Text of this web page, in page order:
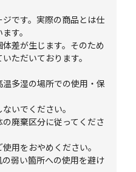
です。実際の商品とは仕
す。
差が生じます。そのため
ただいております。
多湿の場所での使用・保
いでください。
廃棄区分に従ってくださ
用をおやめください。
弱い箇所への使用を避け